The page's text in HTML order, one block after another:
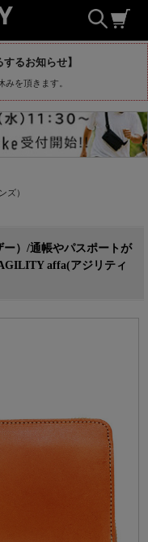
るお知らせ】
を頂きます。
ズ）
ー）/通帳やパスポートが
affa(アジリティ